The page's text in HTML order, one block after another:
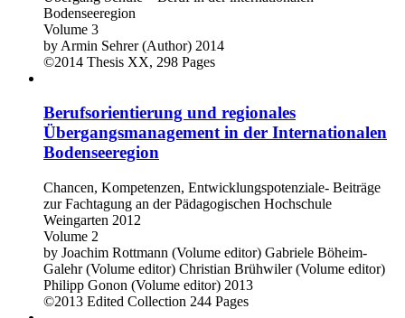
Bodenseeregion
Volume 3
by Armin Sehrer (Author) 2014
©2014 Thesis XX, 298 Pages
Berufsorientierung und regionales
Übergangsmanagement in der Internationalen
Bodenseeregion
Chancen, Kompetenzen, Entwicklungspotenziale- Beiträge
zur Fachtagung an der Pädagogischen Hochschule
Weingarten 2012
Volume 2
by Joachim Rottmann (Volume editor) Gabriele Böheim-
Galehr (Volume editor) Christian Brühwiler (Volume editor)
Philipp Gonon (Volume editor) 2013
©2013 Edited Collection 244 Pages